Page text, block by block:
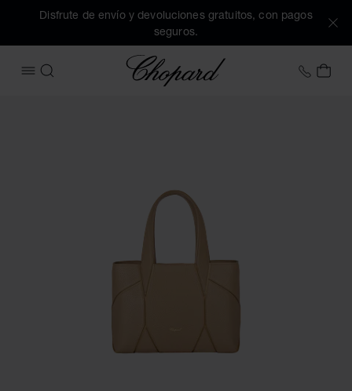
Disfrute de envío y devoluciones gratuitos, con pagos
seguros.
ABRIR MENÚ
BUSCAR
Chopard +34
MI